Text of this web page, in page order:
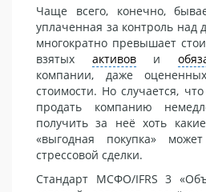
Чаще всего, конечно,
уплаченная за контроль над
многократно превышает
взятых активови
компании, даже
стоимости. Но случается,
продать компанию
получить за неё хоть
«выгодная покупка»
стрессовой сделки.
Стандарт МСФО/IFRS 3